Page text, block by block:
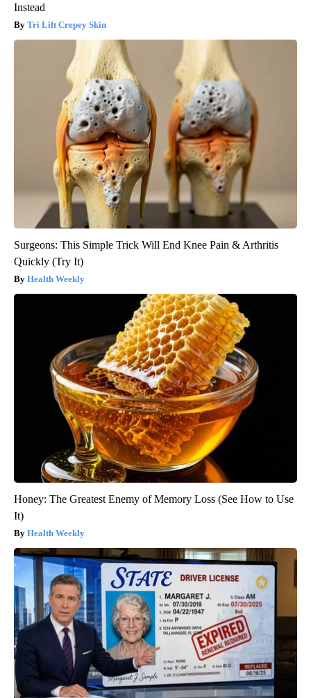
Instead
Tri Lift Crepey Skin
Surgeons: This Simple Trick Will End Knee Pain & Arthritis
Quickly (Try It)
Health Weekly
Honey: The Greatest Enemy of Memory Loss (See How to Use
It)
Health Weekly